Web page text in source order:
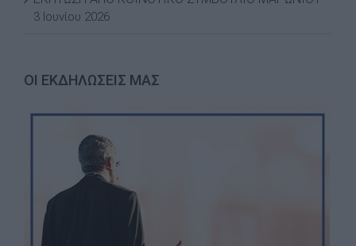
3 Ιουνίου 2026
ΟΙ ΕΚΔΗΛΩΣΕΙΣ ΜΑΣ